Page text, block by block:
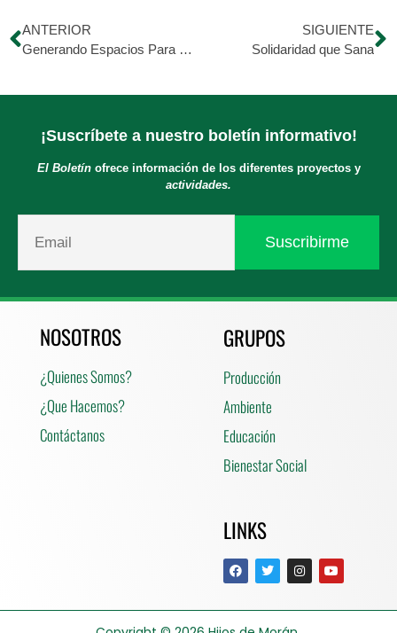
ANTERIOR
Generando Espacios Para Convivir
SIGUIENTE
Solidaridad que Sana
¡Suscríbete a nuestro boletín informativo!
El Boletínofrece información de los diferentes proyectos y
actividades.
NOSOTROS
¿Quienes Somos?
¿Que Hacemos?
Contáctanos
GRUPOS
Producción
Ambiente
Educación
Bienestar Social
LINKS